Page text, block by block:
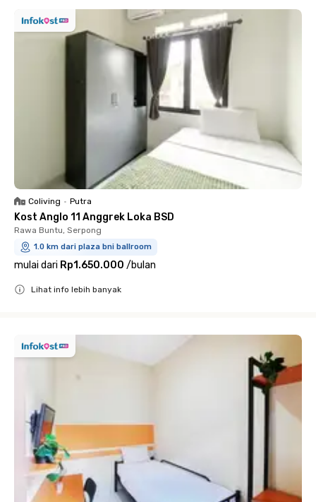
Coliving • Putra
Kost Anglo 11 Anggrek Loka BSD
Rawa Buntu, Serpong
1.0 km dari plaza bni ballroom
mulai dari Rp1.650.000 /bulan
Lihat info lebih banyak